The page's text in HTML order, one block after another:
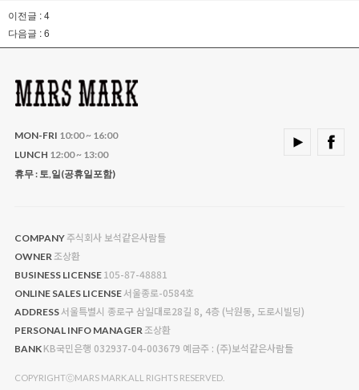
이전글 :4
다음글 :6
MON-FRI 10:00 ~ 16:00
LUNCH 12:00 ~ 13:00
휴무 : 토,일(공휴일포함)
COMPANY 주식회사 보석같은사람들
OWNER 조상환
BUSINESS LICENSE 105-87-48881
ONLINE SALES LICENSE서울종로-0584호
ADDRESS서울특별시 종로구 삼일대로28길 8, 4층 (낙원동, 도로시빌딩)
PERSONAL INFO MANAGER 조상환
BANK KB국민은행 032937-04-003679 예금주 : (주)보석같은사람들
COPYRIGHTⓒMARS MARK.ALL RIGHTS RESERVED.